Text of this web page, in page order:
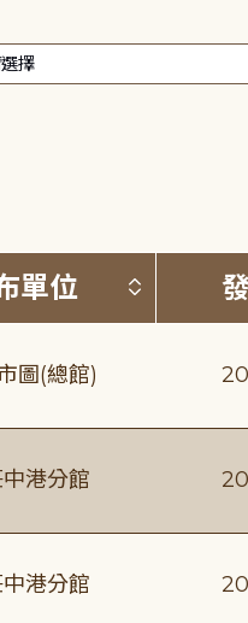
(升降冪)
單位 按發布
圖(總館)
港分館
港分館